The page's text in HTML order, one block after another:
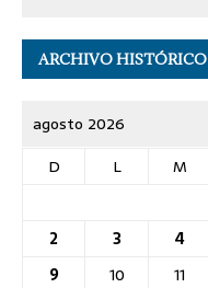
ARCHIVO HISTÓRICO
agosto 2026
D
L M
2
3 4
9
10 11